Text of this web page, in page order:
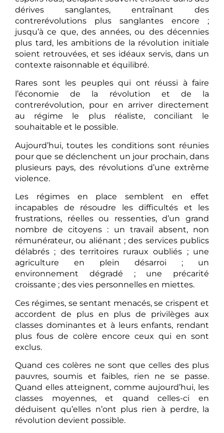
dérives sanglantes, entraînant des
contrerévolutions plus sanglantes encore ;
jusqu’à ce que, des années, ou des décennies
plus tard, les ambitions de la révolution initiale
soient retrouvées, et ses idéaux servis, dans un
contexte raisonnable et équilibré.
Rares sont les peuples qui ont réussi à faire
l’économie de la révolution et de la
contrerévolution, pour en arriver directement
au régime le plus réaliste, conciliant le
souhaitable et le possible.
Aujourd’hui, toutes les conditions sont réunies
pour que se déclenchent un jour prochain, dans
plusieurs pays, des révolutions d’une extrême
violence.
Les régimes en place semblent en effet
incapables de résoudre les difficultés et les
frustrations, réelles ou ressenties, d’un grand
nombre de citoyens : un travail absent, non
rémunérateur, ou aliénant ; des services publics
délabrés ; des territoires ruraux oubliés ; une
agriculture en plein désarroi ; un
environnement dégradé ; une précarité
croissante ; des vies personnelles en miettes.
Ces régimes, se sentant menacés, se crispent et
accordent de plus en plus de privilèges aux
classes dominantes et à leurs enfants, rendant
plus fous de colère encore ceux qui en sont
exclus.
Quand ces colères ne sont que celles des plus
pauvres, soumis et faibles, rien ne se passe.
Quand elles atteignent, comme aujourd’hui, les
classes moyennes, et quand celles-ci en
déduisent qu’elles n’ont plus rien à perdre, la
révolution devient possible.